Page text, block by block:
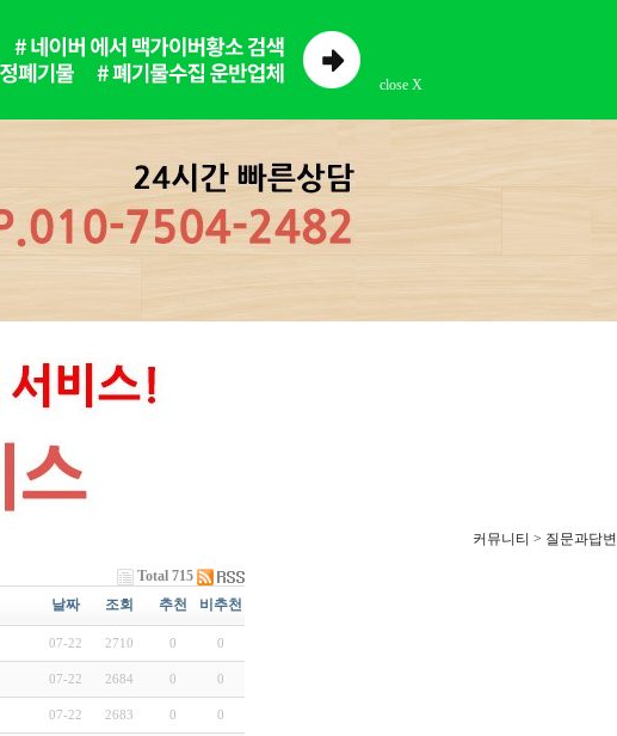
close X
커뮤니티 > 질문과답변
Total 715
날짜 조회 추천 비추천
07-22 2710 0 0
07-22 2684 0 0
07-22 2683 0 0